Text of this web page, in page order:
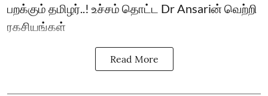
பறக்கும் தமிழர்..! உச்சம் தொட்ட Dr Ansariன் வெற்றி
ரகசியங்கள்
Read More